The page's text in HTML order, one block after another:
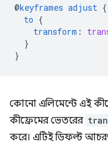
@keyframes adjust {
to {
transform :
}
}
কোনো এলিমেন্টে এই
কীফ্রেমের ভেতরের
করে। এটিই ডিফল্ট